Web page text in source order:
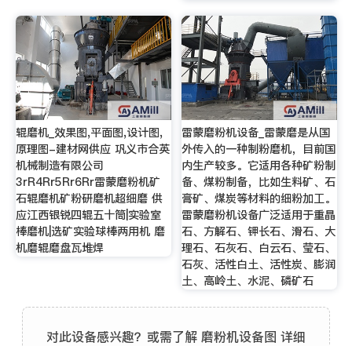
辊磨机_效果图,平面图,设计图,
原理图-建材网供应 巩义市合英
机械制造有限公司
3rR4Rr5Rr6Rr雷蒙磨粉机矿
石辊磨机矿粉研磨机超细磨 供
应江西银锐四辊五十筒|实验室
棒磨机|选矿实验球棒两用机 磨
机磨辊磨盘瓦堆焊
雷蒙磨粉机设备_雷蒙磨是从国
外传入的一种制粉磨机，目前国
内生产较多。它适用各种矿粉制
备、煤粉制备，比如生料矿、石
膏矿、煤炭等材料的细粉加工。
雷蒙磨粉机设备广泛适用于重晶
石、方解石、钾长石、滑石、大
理石、石灰石、白云石、莹石、
石灰、活性白土、活性炭、膨润
土、高岭土、水泥、磷矿石
对此设备感兴趣？或需了解 磨粉机设备图 详细